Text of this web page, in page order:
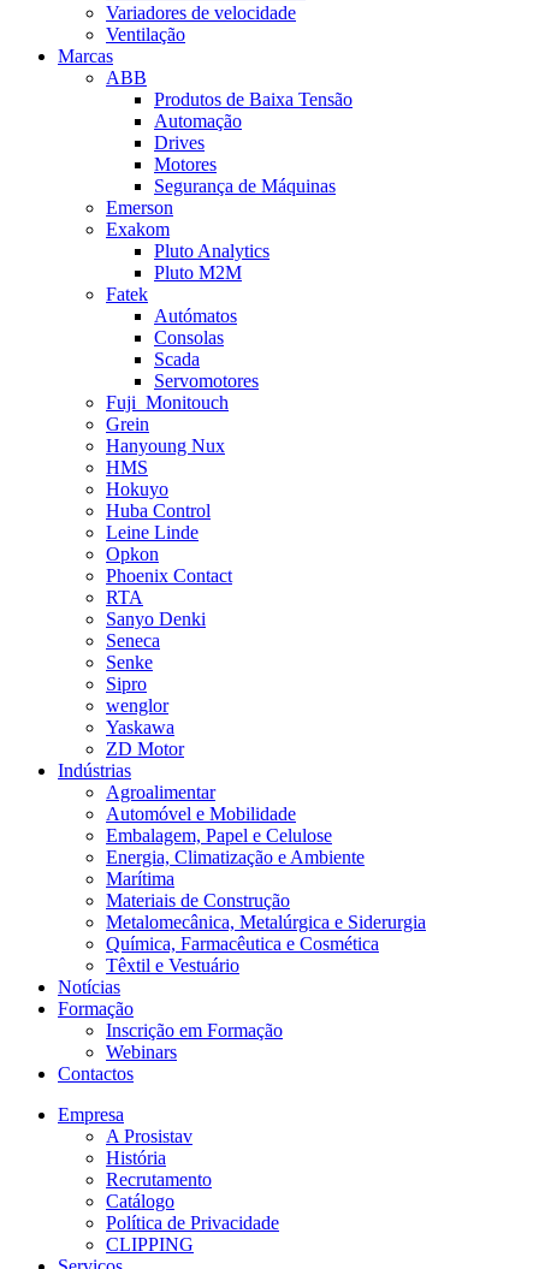
Variadores de velocidade
Ventilação
Marcas
ABB
Produtos de Baixa Tensão
Automação
Drives
Motores
Segurança de Máquinas
Emerson
Exakom
Pluto Analytics
Pluto M2M
Fatek
Autómatos
Consolas
Scada
Servomotores
Fuji_Monitouch
Grein
Hanyoung Nux
HMS
Hokuyo
Huba Control
Leine Linde
Opkon
Phoenix Contact
RTA
Sanyo Denki
Seneca
Senke
Sipro
wenglor
Yaskawa
ZD Motor
Indústrias
Agroalimentar
Automóvel e Mobilidade
Embalagem, Papel e Celulose
Energia, Climatização e Ambiente
Marítima
Materiais de Construção
Metalomecânica, Metalúrgica e Siderurgia
Química, Farmacêutica e Cosmética
Têxtil e Vestuário
Notícias
Formação
Inscrição em Formação
Webinars
Contactos
Empresa
A Prosistav
História
Recrutamento
Catálogo
Política de Privacidade
CLIPPING